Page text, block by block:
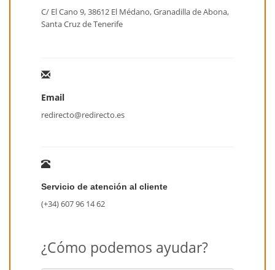
C/ El Cano 9, 38612 El Médano, Granadilla de Abona,
Santa Cruz de Tenerife
Email
redirecto@redirecto.es
Servicio de atención al cliente
(+34) 607 96 14 62
¿Cómo podemos ayudar?